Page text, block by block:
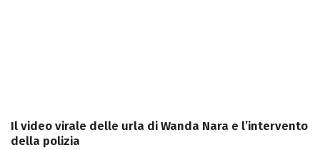
Il video virale delle urla di Wanda Nara e l’intervento
della polizia